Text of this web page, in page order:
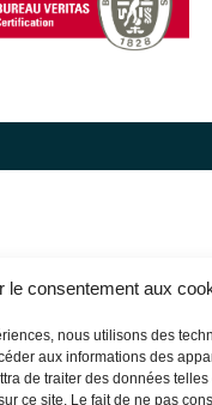
le consentement aux
nous utilisons des
aux informations des
de traiter des données
ce site. Le fait de ne pas